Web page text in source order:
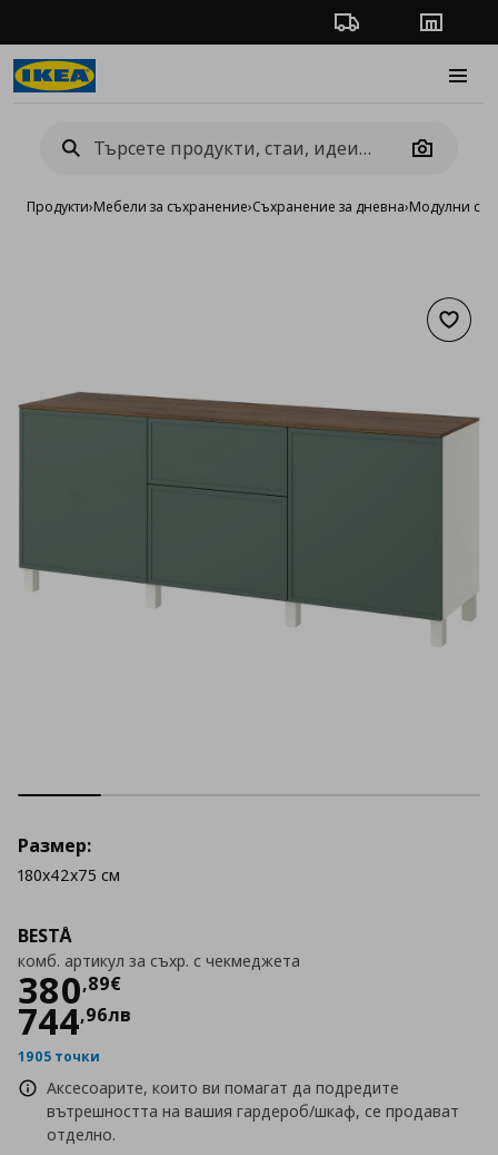
Проследяване на
Camera
Продукти›Мебели за съхранение›Съхранение за дневна›Модулни
BESTÅ
комб. артикул за съхр. с чекмеджета
380,89€
Цена380,89 €
744,96лв
1905 точки
Аксесоарите, които ви помагат да подредите
вътрешността на вашия гардероб/шкаф, се продават
отделно.
Размер:
180x42x75 см